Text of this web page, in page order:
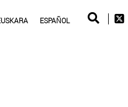
ESPAÑOL